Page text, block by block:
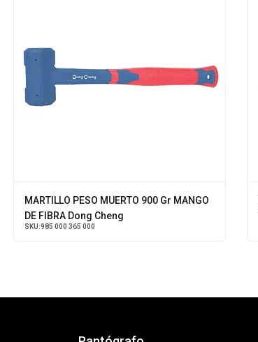
MARTILLO PESO MUERTO 900 Gr MANGO
DE FIBRA Dong Cheng
SKU:985 000 365 000